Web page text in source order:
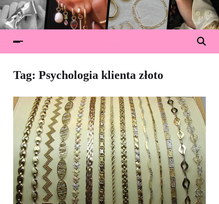
Tag: Psychologia klienta złoto